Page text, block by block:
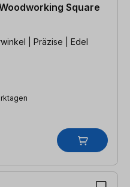
Square
| Präzise | Edel